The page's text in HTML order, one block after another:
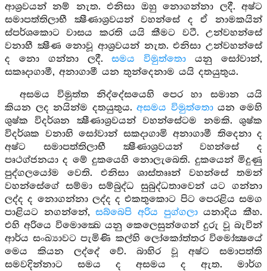
ආශ්‍රවයන් නම් නැත. එනිසා ඔහු නොගන්නා ලදී. අෂ්ට
සමාපත්තිලාභී ක්‍ෂීණාශ්‍රවයන් වහන්සේ ද ඒ නාමකයින්
ස්පර්ශකොට වාසය කරති යයි කීමට වටී. උන්වහන්සේ
වනාහී ක්‍ෂීණ නොවූ ආශ්‍රවයන් නැත. එනිසා උන්වහන්සේ
ද නො ගන්නා ලදී.සමය විමුත්තො යනු සෝවාන්,
සකෘදාගාමී, අනාගාමී යන තුන්දෙනාම යයි දතයුතුය.
අසමය විමුත්ත නිද්දේසයෙහි පෙර හා සමාන යයි
කියන ලද නයින්ම දතයුතුය.අසමය විමුත්තොයන මෙහි
ශුෂ්ක විදර්ශන ක්‍ෂීණාශ්‍රවයන් වහන්සේටම නමකි. ශුෂ්ක
විදර්ශක වනාහි සෝවාන් සකදාගාමි අනාගාමී තිදෙනා ද
අෂ්ට සමාපත්තිලාභී ක්‍ෂීණාශ්‍රවයන් වහන්සේ ද
පෘථග්ජනයා ද මේ දුකයෙහි නොලැබෙති. දුකයෙන් මිදුණු
පුද්ගලයෝම වෙති. එනිසා ශාස්තෲන් වහන්සේ තමන්
වහන්සේගේ සම්මා සම්බුද්ධ සුබුද්ධතාවෙන් යට ගන්නා
ලද්ද ද නොගන්නා ලද්ද ද එකතුකොට පිට පෙරළිය සමග
පාළියට නගන්නේ,සබ්බෙපි අරිය පුග්ගලායනාදිය කීහ.
එහි අරියෙ විමොක්‍ඛෙ යනු කෙලෙසුන්ගෙන් දුරු වූ බැවින්
ආර්ය සංඛ්‍යාවට පැමිණි කල්හි ලෝකෝත්තර විමෝක්‍ෂයේ
මෙය කියන ලද්දේ වේ. බාහිර වූ අෂ්ට සමාපත්ති
සමවදින්නාට සමය ද අසමය ද ඇත. මාර්ග